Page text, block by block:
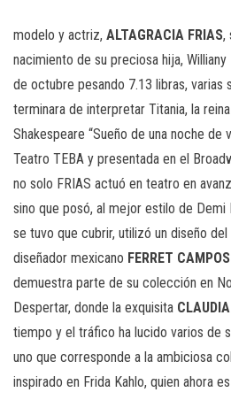
modelo y actriz, ALTAGRACIA FRIAS,
nacimiento de su preciosa hija,
de octubre pesando 7.13 libras, varias
terminara de interpretar Titania, la
Shakespeare “Sueño de una noche de
Teatro TEBA y presentada en el
no solo FRIAS actuó en teatro en
sino que posó, al mejor estilo de Demi
se tuvo que cubrir, utilizó un diseño
diseñador mexicano FERRET CAMPOS
demuestra parte de su colección en
Despertar, donde la exquisita
tiempo y el tráfico ha lucido varios de
uno que corresponde a la ambiciosa
inspirado en Frida Kahlo, quien ahora